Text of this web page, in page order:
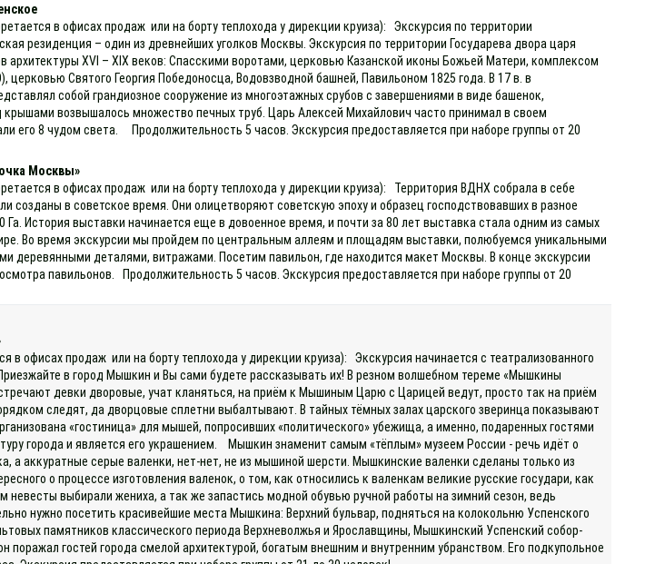
в офисах продаж или на борту теплохода у дирекции круиза): Экскурсия по территории
резиденция – один из древнейших уголков Москвы. Экскурсия по территории Государева двора царя
архитектуры ХVI – ХIX веков: Спасскими воротами, церковью Казанской иконы Божьей Матери, комплексом
Святого Георгия Победоносца, Водовзводной башней, Павильоном 1825 года. В 17 в. в
собой грандиозное сооружение из многоэтажных срубов с завершениями в виде башенок,
возвышалось множество печных труб. Царь Алексей Михайлович часто принимал в своем
его 8 чудом света. Продолжительность 5 часов. Экскурсия предоставляется при наборе группы от 20
Москвы»
в офисах продаж или на борту теплохода у дирекции круиза): Территория ВДНХ собрала в себе
созданы в советское время. Они олицетворяют советскую эпоху и образец господствовавших в разное
История выставки начинается еще в довоенное время, и почти за 80 лет выставка стала одним из самых
Во время экскурсии мы пройдем по центральным аллеям и площадям выставки, полюбуемся уникальными
деревянными деталями, витражами. Посетим павильон, где находится макет Москвы. В конце экскурсии
павильонов. Продолжительность 5 часов. Экскурсия предоставляется при наборе группы от 20
в офисах продаж или на борту теплохода у дирекции круиза): Экскурсия начинается с театрализованного
в город Мышкин и Вы сами будете рассказывать их! В резном волшебном тереме «Мышкины
девки дворовые, учат кланяться, на приём к Мышиным Царю с Царицей ведут, просто так на приём
следят, да дворцовые сплетни выбалтывают. В тайных тёмных залах царского зверинца показывают
«гостиница» для мышей, попросивших «политического» убежища, а именно, подаренных гостями
города и является его украшением. Мышкин знаменит самым «тёплым» музеем России - речь идёт о
а аккуратные серые валенки, нет-нет, не из мышиной шерсти. Мышкинские валенки сделаны только из
о процессе изготовления валенок, о том, как относились к валенкам великие русские государи, как
невесты выбирали жениха, а так же запастись модной обувью ручной работы на зимний сезон, ведь
нужно посетить красивейшие места Мышкина: Верхний бульвар, подняться на колокольню Успенского
памятников классического периода Верхневолжья и Ярославщины, Мышкинский Успенский собор-
гостей города смелой архитектурой, богатым внешним и внутренним убранством. Его подкупольное